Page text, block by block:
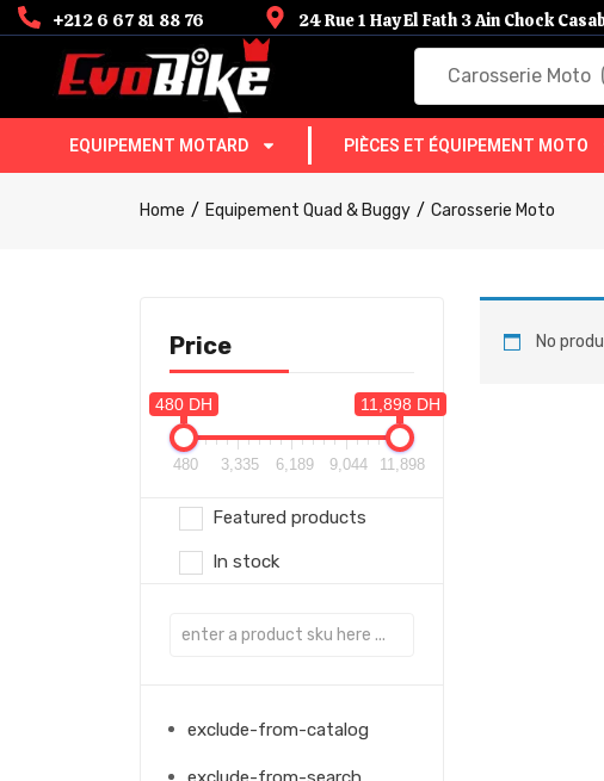
+212 6 67 81 88 76 24 Rue 1 Hay El Fath 3 Ain Chock
Carosserie Moto
EQUIPEMENT MOTARD PIÈCES ET ÉQUIPEMENT MOTO
Home Equipement Quad & Buggy Carosserie Moto
Price
480 DH 11,898 DH
480 3,335 6,189 9,044 11,898
Featured products
In stock
exclude-from-catalog
No